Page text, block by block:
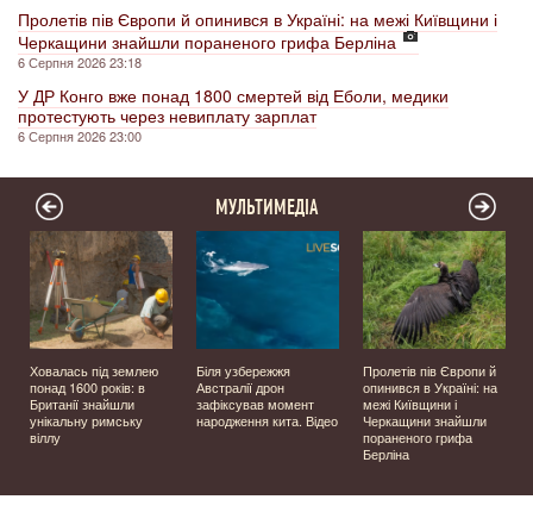
Пролетів пів Європи й опинився в Україні: на межі Київщини і
Черкащини знайшли пораненого грифа Берліна
6 Серпня 2026 23:18
У ДР Конго вже понад 1800 смертей від Еболи, медики
протестують через невиплату зарплат
6 Серпня 2026 23:00
МУЛЬТИМЕДІА
Ховалась під землею
понад 1600 років: в
Британії знайшли
унікальну римську
віллу
Біля узбережжя
Австралії дрон
зафіксував момент
народження кита. Відео
Пролетів пів Європи й
опинився в Україні: на
межі Київщини і
Черкащини знайшли
пораненого грифа
Берліна